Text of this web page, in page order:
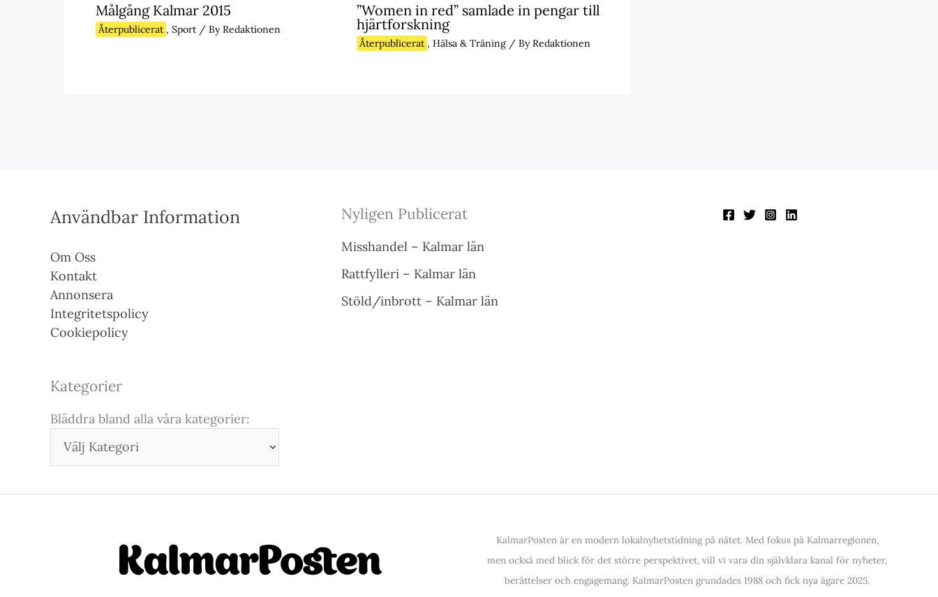
Målgång Kalmar 2015
Återpublicerat , Sport / ByRedaktionen
”Women in red” samlade in pengar till
hjärtforskning
Återpublicerat , Hälsa & Träning/ ByRedaktionen
Användbar Information
Om Oss
Kontakt
Annonsera
Integritetspolicy
Cookiepolicy
Kategorier
Bläddra bland alla våra kategorier:
Nyligen Publicerat
Misshandel – Kalmar län
Rattfylleri – Kalmar län
Stöld/inbrott – Kalmar län
KalmarPosten är en modern lokalnyhetstidning på nätet. Med fokus på Kalmarregionen,
men också med blick för det större perspektivet, vill vi vara din självklara kanal för nyheter,
berättelser och engagemang. KalmarPosten grundades 1988 och fick nya ägare 2025.